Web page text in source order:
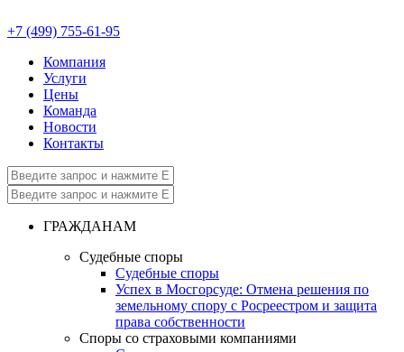
+7 (499) 755-61-95
Компания
Услуги
Цены
Команда
Новости
Контакты
ГРАЖДАНАМ
Судебные споры
Судебные споры
Успех в Мосгорсуде: Отмена решения по
земельному спору с Росреестром и защита
права собственности
Споры со страховыми компаниями